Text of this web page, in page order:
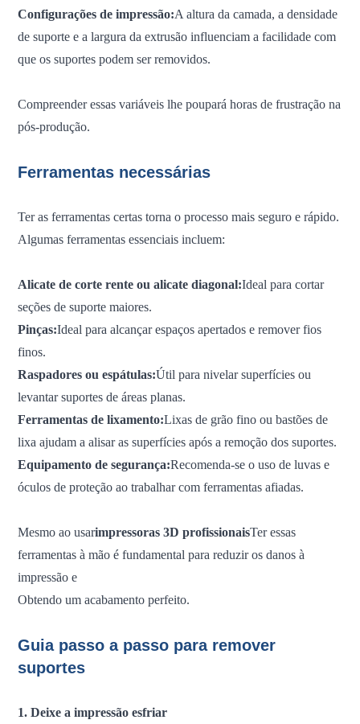
Configurações de impressão:A altura da camada, a densidade
de suporte e a largura da extrusão influenciam a facilidade com
que os suportes podem ser removidos.
Compreender essas variáveis ​​lhe poupará horas de frustração na
pós-produção.
Ferramentas necessárias
Ter as ferramentas certas torna o processo mais seguro e rápido.
Algumas ferramentas essenciais incluem:
Alicate de corte rente ou alicate diagonal:Ideal para cortar
seções de suporte maiores.
Pinças:Ideal para alcançar espaços apertados e remover fios
finos.
Raspadores ou espátulas:Útil para nivelar superfícies ou
levantar suportes de áreas planas.
Ferramentas de lixamento:Lixas de grão fino ou bastões de
lixa ajudam a alisar as superfícies após a remoção dos suportes.
Equipamento de segurança:Recomenda-se o uso de luvas e
óculos de proteção ao trabalhar com ferramentas afiadas.
Mesmo ao usarimpressoras 3D profissionaisTer essas
ferramentas à mão é fundamental para reduzir os danos à
impressão e
Obtendo um acabamento perfeito.
Guia passo a passo para remover
suportes
1. Deixe a impressão esfriar